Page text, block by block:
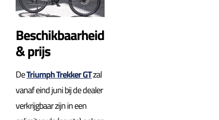
Beschikbaarheid
& prijs
DeTriumph Trekker GTzal
vanaf eind juni bij de dealer
verkrijgbaar zijn in een